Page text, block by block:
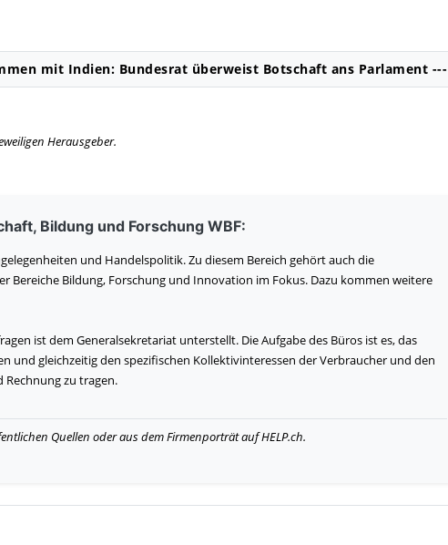
mit Indien: Bundesrat überweist Botschaft ans Parlament ---
Herausgeber.
Bildung und Forschung WBF:
und Handelspolitik. Zu diesem Bereich gehört auch die
Bereiche Bildung, Forschung und Innovation im Fokus. Dazu kommen weitere
ist dem Generalsekretariat unterstellt. Die Aufgabe des Büros ist es, das
und gleichzeitig den spezifischen Kollektivinteressen der Verbraucher und den
zu tragen.
Quellen oder aus dem Firmenporträt auf HELP.ch.